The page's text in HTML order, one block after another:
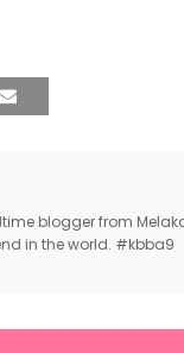
blogger from
in the world. #kbba9